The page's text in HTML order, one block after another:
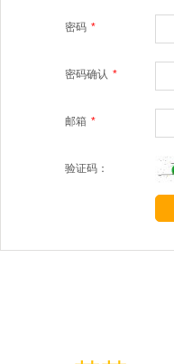
密码 *
密码确认 *
邮箱 *
验证码：